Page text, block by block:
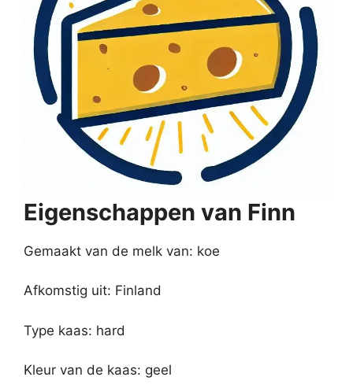
Eigenschappen van Finn
Gemaakt van de melk van: koe
Afkomstig uit: Finland
Type kaas: hard
Kleur van de kaas: geel